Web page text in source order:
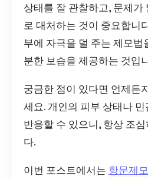
상태를 잘 관찰하고, 문제가
로 대처하는 것이 중요합니
부에 자극을 덜 주는 제모법
분한 보습을 제공하는 것입
궁금한 점이 있다면 언제든
세요. 개인의 피부 상태나
반응할 수 있으니, 항상 조
다.
이번 포스트에서는 항문제모